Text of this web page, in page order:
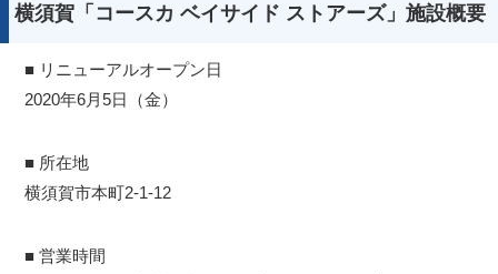
横須賀「コースカ ベイサイド ストアーズ」施設概要
■ リニューアルオープン日
2020年6月5日（金）
■ 所在地
横須賀市本町2-1-12
■ 営業時間